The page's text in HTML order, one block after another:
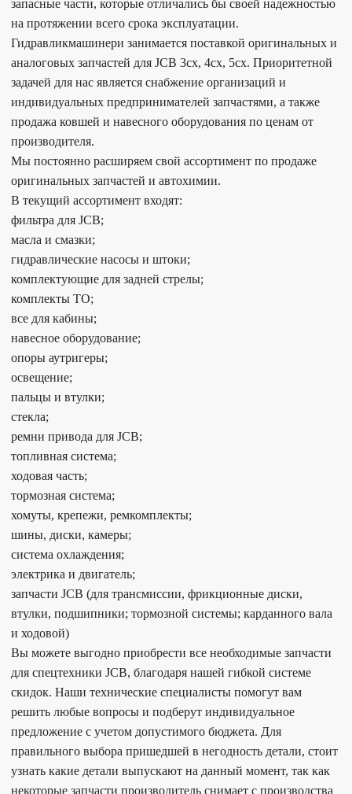
запасные части, которые отличались бы своей надежностью
на протяжении всего срока эксплуатации.
Гидравликмашинери занимается поставкой оригинальных и
аналоговых запчастей для JCB 3cx, 4cx, 5cx. Приоритетной
задачей для нас является снабжение организаций и
индивидуальных предпринимателей запчастями, а также
продажа ковшей и навесного оборудования по ценам от
производителя.
Мы постоянно расширяем свой ассортимент по продаже
оригинальных запчастей и автохимии.
В текущий ассортимент входят:
фильтра для JCB;
масла и смазки;
гидравлические насосы и штоки;
комплектующие для задней стрелы;
комплекты ТО;
все для кабины;
навесное оборудование;
опоры аутригеры;
освещение;
пальцы и втулки;
стекла;
ремни привода для JCB;
топливная система;
ходовая часть;
тормозная система;
хомуты, крепежи, ремкомплекты;
шины, диски, камеры;
система охлаждения;
электрика и двигатель;
запчасти JCB (для трансмиссии, фрикционные диски,
втулки, подшипники; тормозной системы; карданного вала
и ходовой)
Вы можете выгодно приобрести все необходимые запчасти
для спецтехники JCB, благодаря нашей гибкой системе
скидок. Наши технические специалисты помогут вам
решить любые вопросы и подберут индивидуальное
предложение с учетом допустимого бюджета. Для
правильного выбора пришедшей в негодность детали, стоит
узнать какие детали выпускают на данный момент, так как
некоторые запчасти производитель снимает с производства